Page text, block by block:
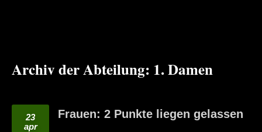
Archiv der Abteilung: 1. Damen
23
apr
Frauen: 2 Punkte liegen gelassen